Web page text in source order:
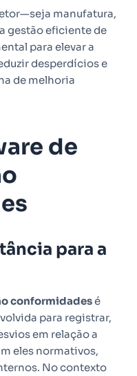
manufatura,
gestão eficiente de
para elevar a
desperdícios e
de melhoria
de
para a
conformidadesé
para registrar,
em relação a
eles normativos,
No contexto